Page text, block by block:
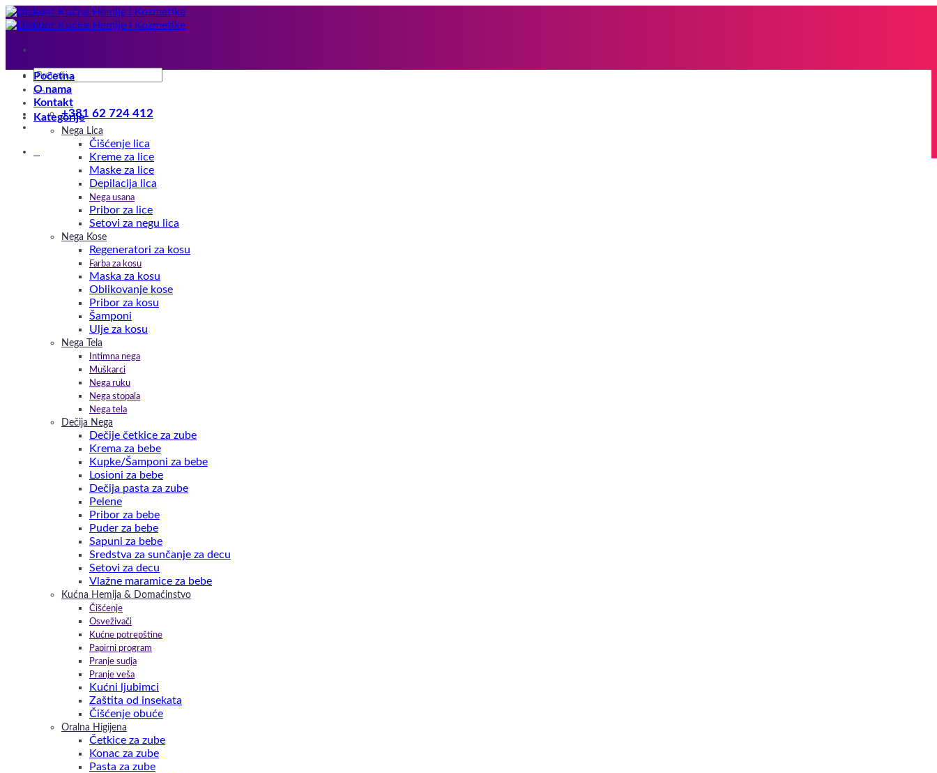
Preskoči
na
Pretraga
za:
+381 62 724 412
Početna
O nama
Kontakt
Kategorije
Nega Lica
Čišćenje lica
Kreme za lice
Maske za lice
Depilacija lica
Nega usana
Pribor za lice
Setovi za negu lica
Nega Kose
Regeneratori za kosu
Farba za kosu
Maska za kosu
Oblikovanje kose
Pribor za kosu
Šamponi
Ulje za kosu
Nega Tela
Intimna nega
Muškarci
Nega ruku
Nega stopala
Nega tela
Dečija Nega
Dečije četkice za zube
Krema za bebe
Kupke/Šamponi za bebe
Losioni za bebe
Dečija pasta za zube
Pelene
Pribor za bebe
Puder za bebe
Sapuni za bebe
Sredstva za sunčanje za decu
Setovi za decu
Vlažne maramice za bebe
Kućna Hemija & Domaćinstvo
Čišćenje
Osveživači
Kućne potrepštine
Papirni program
Pranje sudja
Pranje veša
Kućni ljubimci
Zaštita od insekata
Čišćenje obuće
Oralna Higijena
Četkice za zube
Konac za zube
Pasta za zube